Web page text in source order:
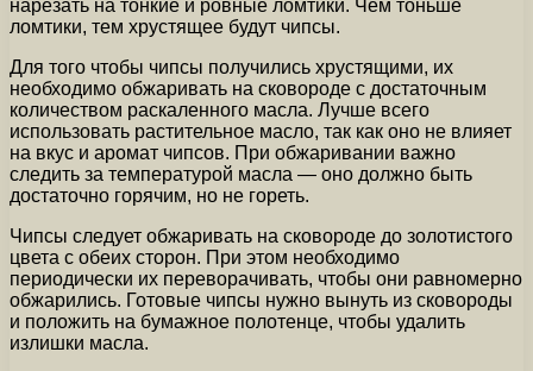
нарезать на тонкие и ровные ломтики. Чем тоньше
ломтики, тем хрустящее будут чипсы.
Для того чтобы чипсы получились хрустящими, их
необходимо обжаривать на сковороде с достаточным
количеством раскаленного масла. Лучше всего
использовать растительное масло, так как оно не влияет
на вкус и аромат чипсов. При обжаривании важно
следить за температурой масла — оно должно быть
достаточно горячим, но не гореть.
Чипсы следует обжаривать на сковороде до золотистого
цвета с обеих сторон. При этом необходимо
периодически их переворачивать, чтобы они равномерно
обжарились. Готовые чипсы нужно вынуть из сковороды
и положить на бумажное полотенце, чтобы удалить
излишки масла.